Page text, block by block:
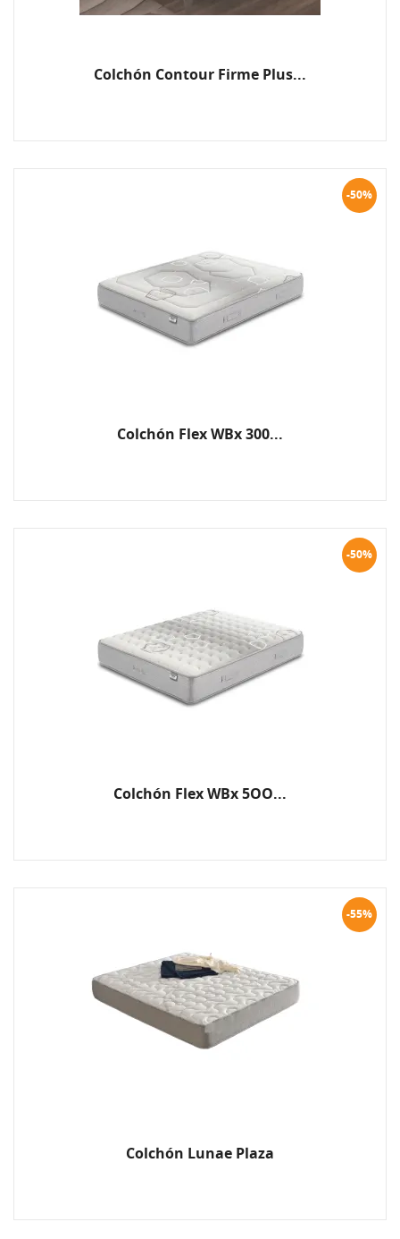
Colchón Contour Firme Plus...
-50%
Colchón Flex WBx 300...
-50%
Colchón Flex WBx 5OO...
-55%
Colchón Lunae Plaza